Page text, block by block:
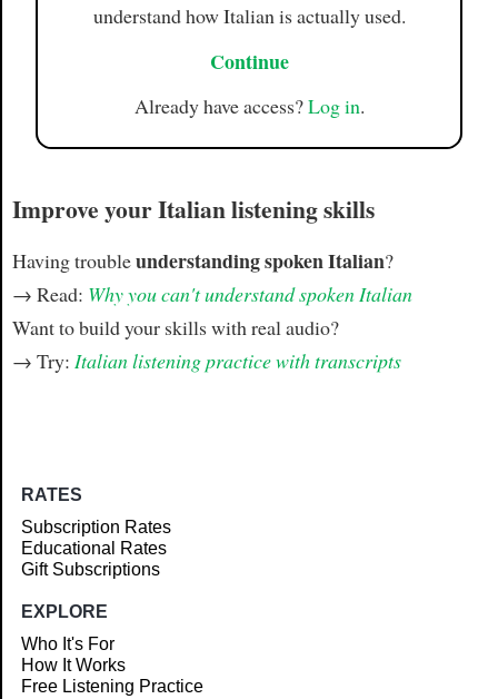
understand how Italian is actually used.
Continue
Already have access?Log in.
Improve your Italian listening skills
Having troubleunderstanding spoken Italian?
→ Read: Why you can't understand spoken Italian
Want to build your skills with real audio?
→ Try: Italian listening practice with transcripts
RATES
Subscription Rates
Educational Rates
Gift Subscriptions
EXPLORE
Who It's For
How It Works
Free Listening Practice